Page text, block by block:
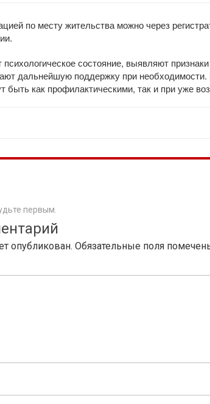
по месту жительства можно через
состояние, выявляют
дальнейшую поддержку при необходимости.
быть как профилактическими, так и при уже
первым.
опубликован. Обязательные поля